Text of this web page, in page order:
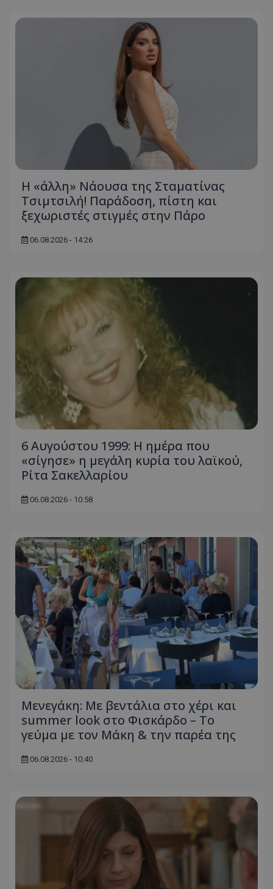
Η «άλλη» Νάουσα της Σταματίνας
Τσιμτσιλή! Παράδοση, πίστη και
ξεχωριστές στιγμές στην Πάρο
06.08.2026 - 14:26
6 Αυγούστου 1999: Η ημέρα που
«σίγησε» η μεγάλη κυρία του λαϊκού,
Ρίτα Σακελλαρίου
06.08.2026 - 10:58
Μενεγάκη: Με βεντάλια στο χέρι και
summer look στο Φισκάρδο – Το
γεύμα με τον Μάκη & την παρέα της
06.08.2026 - 10:40